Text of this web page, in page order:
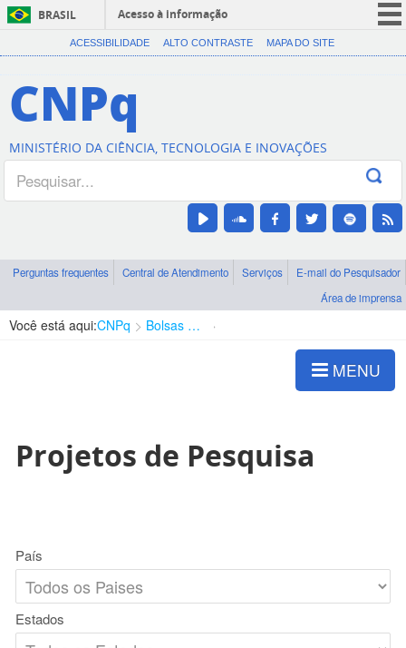
BRASIL
Acesso à informação
CORONAVÍRUS (COVID-19)
Canais
ACESSIBILIDADE ALTO CONTRASTE MAPA DO SITE
CNPq
MINISTÉRIO DA CIÊNCIA, TECNOLOGIA E INOVAÇÕES
Perguntas frequentes Central de Atendimento Serviços
E-mail do Pesquisador
Área de imprensa
Você está aqui:CNPq Bolsas e Auxílios Vigentes
MENU
Projetos de Pesquisa
País
Estados